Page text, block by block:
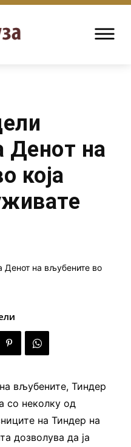
Денот на
која
вљубените, Тиндер
со неколку од
на Тиндер на
дозволува да ја